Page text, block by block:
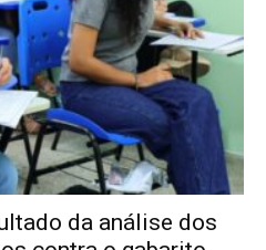
da análise dos